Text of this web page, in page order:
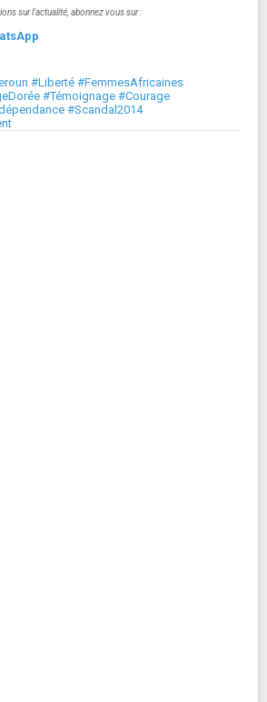
sur l'actualité, abonnez vous sur :
#Liberté #FemmesAfricaines
#Témoignage #Courage
#Scandal2014